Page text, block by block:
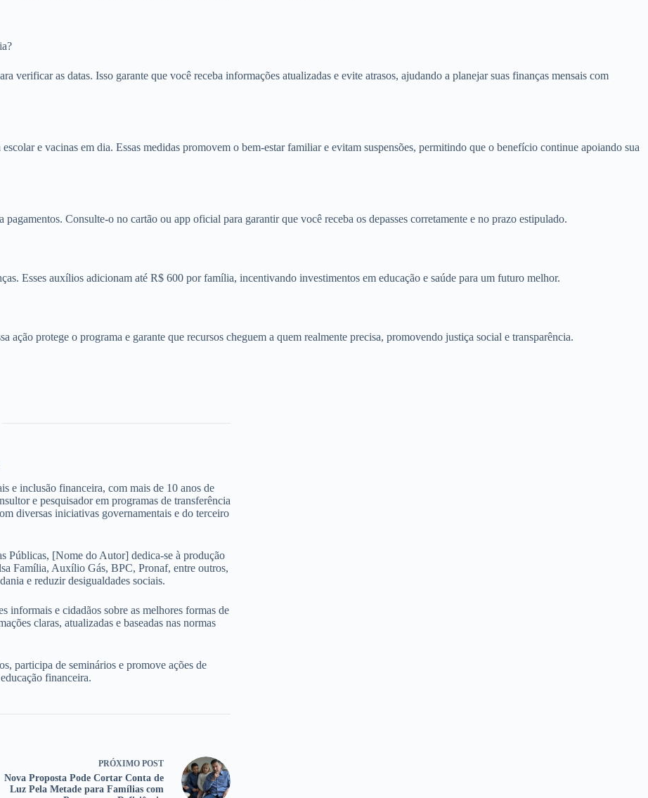
verificar as datas. Isso garante que você receba informações atualizadas e evite atrasos, ajudando a planejar suas finanças mensais com
e vacinas em dia. Essas medidas promovem o bem-estar familiar e evitam suspensões, permitindo que o benefício continue apoiando sua
Consulte-o no cartão ou app oficial para garantir que você receba os depasses corretamente e no prazo estipulado.
Esses auxílios adicionam até R$ 600 por família, incentivando investimentos em educação e saúde para um futuro melhor.
ação protege o programa e garante que recursos cheguem a quem realmente precisa, promovendo justiça social e transparência.
e inclusão financeira, com mais de 10 anos de
e pesquisador em programas de transferência
diversas iniciativas governamentais e do terceiro
Públicas, [Nome do Autor] dedica-se à produção
Família, Auxílio Gás, BPC, Pronaf, entre outros,
e reduzir desigualdades sociais.
informais e cidadãos sobre as melhores formas de
claras, atualizadas e baseadas nas normas
participa de seminários e promove ações de
financeira.
PRÓXIMO POST
Nova Proposta Pode Cortar Conta de
Luz Pela Metade para Famílias com